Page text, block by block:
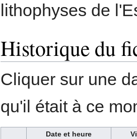
lithophyses de
Historique du
Cliquer sur une
qu'il était à ce
Date et heure